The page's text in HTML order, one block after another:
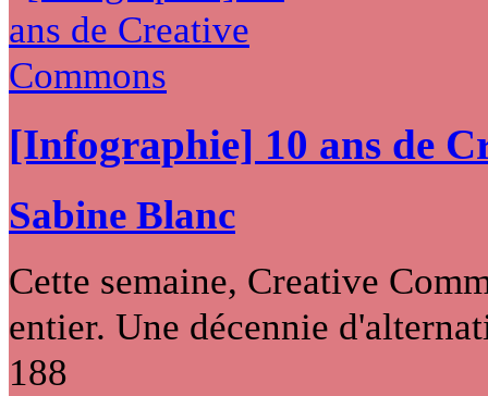
[Infographie] 10 ans de
Sabine Blanc
Cette semaine, Creative
entier. Une décennie
188